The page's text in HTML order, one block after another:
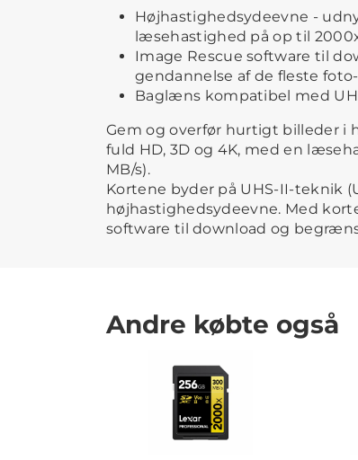
Højhastighedsydeevne -
læsehastighed på op til
Image Rescue software til
gendannelse af de fleste
Baglæns kompatibel med
Gem og overfør hurtigt billeder i
fuld HD, 3D og 4K, med en
MB/s).
Kortene byder på UHS-II-teknik
højhastighedsydeevne. Med
software til download og
Andre købte også